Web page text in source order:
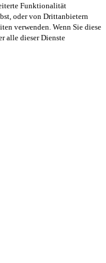
Funktionalität
oder von Drittanbietern
verwenden. Wenn Sie diese
alle dieser Dienste